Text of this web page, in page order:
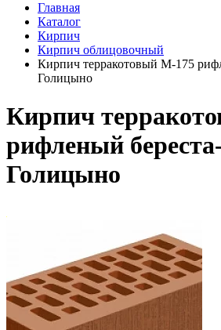
Главная
Каталог
Кирпич
Кирпич облицовочный
Кирпич терракотовый М-175
Голицыно
Кирпич
рифленый
Голицыно